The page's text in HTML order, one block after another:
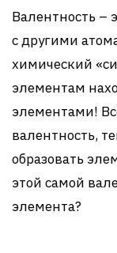
Валентность –
с другими
химический
элементам
элементами!
валентность,
образовать
этой самой
элемента?